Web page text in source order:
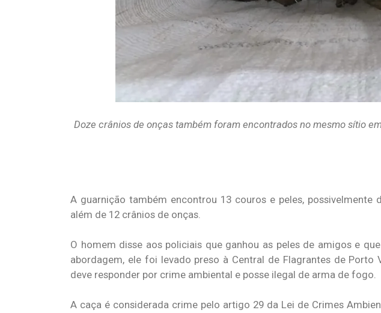
Doze crânios de onças também foram encontrados no mesmo sítio
A guarnição também encontrou 13 couros e peles, possivelmente
além de 12 crânios de onças.
O homem disse aos policiais que ganhou as peles de amigos e
abordagem, ele foi levado preso à Central de Flagrantes de Porto
deve responder por crime ambiental e posse ilegal de arma de fogo.
A caça é considerada crime pelo artigo 29 da Lei de Crimes